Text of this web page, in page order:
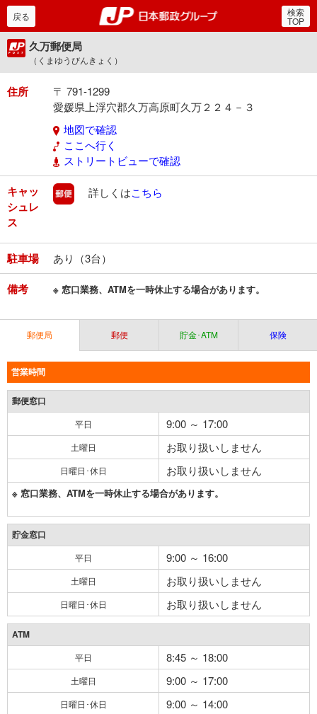
郵便局・日本郵政グルー
戻る 検索
TOP
久万郵便局
（くまゆうびんきょく）
住所
〒 791-1299
愛媛県上浮穴郡久万高原町久万２２４－３
地図で確認
ここへ行く
ストリートビューで確認
キャッ
シュレ
ス
郵便
詳しくはこちら
駐車場 あり（3台）
備考 ※ 窓口業務、ATMを一時休止する場合があります。
郵便局 郵便 貯金･ATM 保険
営業時間
郵便窓口
平日 9:00 ～ 17:00
土曜日 お取り扱いしません
日曜日･休日 お取り扱いしません
※ 窓口業務、ATMを一時休止する場合があります。
貯金窓口
平日 9:00 ～ 16:00
土曜日 お取り扱いしません
日曜日･休日 お取り扱いしません
ATM
平日 8:45 ～ 18:00
土曜日 9:00 ～ 17:00
日曜日･休日 9:00 ～ 14:00